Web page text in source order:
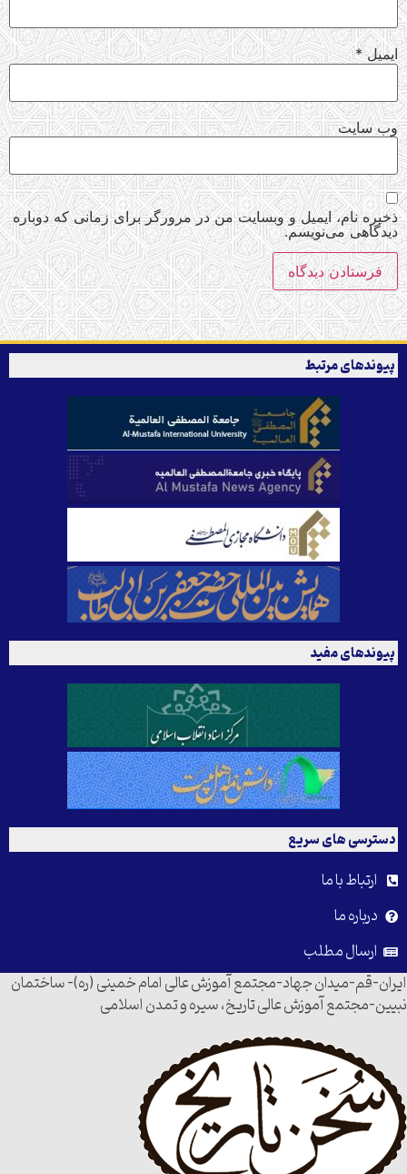
ایمیل*
وب‌ سایت
ذخیره نام، ایمیل و وبسایت من در مرورگر برای زمانی که دوباره
دیدگاهی می‌نویسم.
پیوندهای مرتبط
پیوندهای مفید
دسترسی های سریع
ارتباط با ما
درباره ما
ارسال مطلب
ایران-قم-میدان جهاد-مجتمع آموزش عالی امام خمینی (ره)- ساختمان
نبیین-مجتمع آموزش عالی تاریخ، سیره و تمدن اسلامی